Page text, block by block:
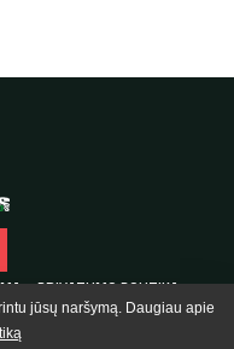
PRIVATUMO POLITIKA
jūsų naršymą. Daugiau apie